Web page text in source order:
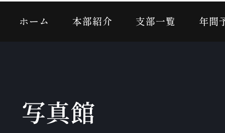
ホーム 本部紹介 支部一覧 年間
写真館